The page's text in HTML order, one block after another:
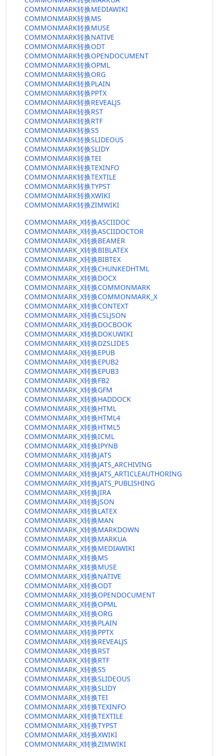
COMMONMARK转换MEDIAWIKI
COMMONMARK转换MS
COMMONMARK转换MUSE
COMMONMARK转换NATIVE
COMMONMARK转换ODT
COMMONMARK转换OPENDOCUMENT
COMMONMARK转换OPML
COMMONMARK转换ORG
COMMONMARK转换PLAIN
COMMONMARK转换PPTX
COMMONMARK转换REVEALJS
COMMONMARK转换RST
COMMONMARK转换RTF
COMMONMARK转换S5
COMMONMARK转换SLIDEOUS
COMMONMARK转换SLIDY
COMMONMARK转换TEI
COMMONMARK转换TEXINFO
COMMONMARK转换TEXTILE
COMMONMARK转换TYPST
COMMONMARK转换XWIKI
COMMONMARK转换ZIMWIKI
COMMONMARK_X转换ASCIIDOC
COMMONMARK_X转换ASCIIDOCTOR
COMMONMARK_X转换BEAMER
COMMONMARK_X转换BIBLATEX
COMMONMARK_X转换BIBTEX
COMMONMARK_X转换CHUNKEDHTML
COMMONMARK_X转换DOCX
COMMONMARK_X转换COMMONMARK
COMMONMARK_X转换COMMONMARK_X
COMMONMARK_X转换CONTEXT
COMMONMARK_X转换CSLJSON
COMMONMARK_X转换DOCBOOK
COMMONMARK_X转换DOKUWIKI
COMMONMARK_X转换DZSLIDES
COMMONMARK_X转换EPUB
COMMONMARK_X转换EPUB2
COMMONMARK_X转换EPUB3
COMMONMARK_X转换FB2
COMMONMARK_X转换GFM
COMMONMARK_X转换HADDOCK
COMMONMARK_X转换HTML
COMMONMARK_X转换HTML4
COMMONMARK_X转换HTML5
COMMONMARK_X转换ICML
COMMONMARK_X转换IPYNB
COMMONMARK_X转换JATS
COMMONMARK_X转换JATS_ARCHIVING
COMMONMARK_X转换JATS_ARTICLEAUTHORING
COMMONMARK_X转换JATS_PUBLISHING
COMMONMARK_X转换JIRA
COMMONMARK_X转换JSON
COMMONMARK_X转换LATEX
COMMONMARK_X转换MAN
COMMONMARK_X转换MARKDOWN
COMMONMARK_X转换MARKUA
COMMONMARK_X转换MEDIAWIKI
COMMONMARK_X转换MS
COMMONMARK_X转换MUSE
COMMONMARK_X转换NATIVE
COMMONMARK_X转换ODT
COMMONMARK_X转换OPENDOCUMENT
COMMONMARK_X转换OPML
COMMONMARK_X转换ORG
COMMONMARK_X转换PLAIN
COMMONMARK_X转换PPTX
COMMONMARK_X转换REVEALJS
COMMONMARK_X转换RST
COMMONMARK_X转换RTF
COMMONMARK_X转换S5
COMMONMARK_X转换SLIDEOUS
COMMONMARK_X转换SLIDY
COMMONMARK_X转换TEI
COMMONMARK_X转换TEXINFO
COMMONMARK_X转换TEXTILE
COMMONMARK_X转换TYPST
COMMONMARK_X转换XWIKI
COMMONMARK_X转换ZIMWIKI